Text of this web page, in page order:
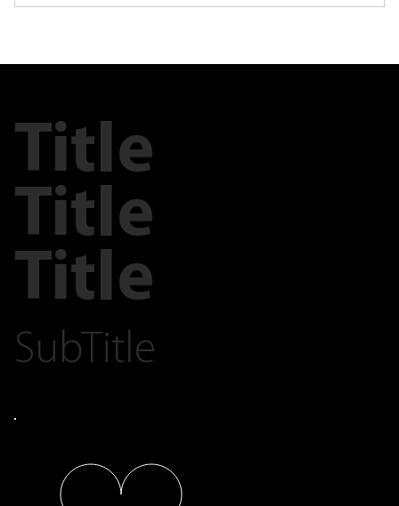
Title
Title
Title
SubTitle